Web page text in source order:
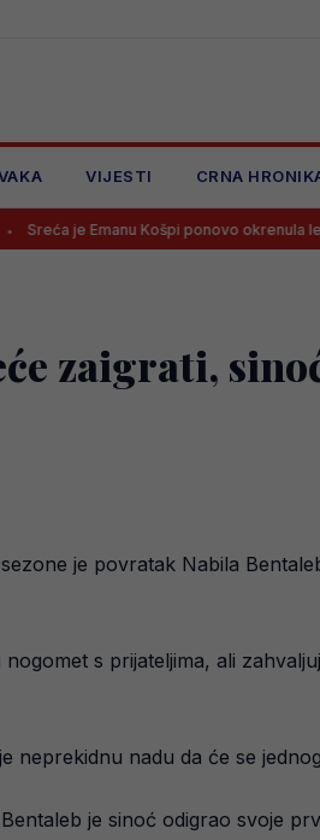
VIJESTI CRNA
Košpi ponovo okrenula leđa
zaigrati,
je povratak Nabila
s prijateljima, ali
nadu da će se
je sinoć odigrao svoje